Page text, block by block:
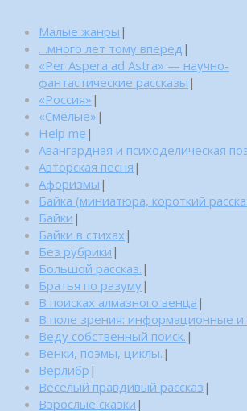
Малые жанры |
…много лет тому вперед |
«Per Aspera ad Astra» — научно-
фантастические рассказы |
«Россия» |
«Смелые» |
Help me |
Авангардная и психоделическая
Авторская песня |
Афоризмы |
Байка (миниатюра, короткий
Байки |
Байки в стихах |
Без рубрики |
Большой рассказ. |
Братья по разуму|
В поисках алмазного венца |
В поле зрения: информационные
Веду собственный поиск. |
Венки, поэмы, циклы. |
Верлибр |
Веселый правдивый рассказ |
Взрослые сказки |